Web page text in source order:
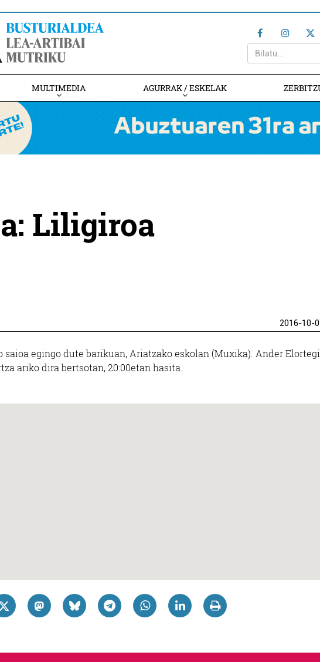
MULTIMEDIA AGURRAK / ESKELAK
Liligiroa
2016-10-
egingo dute barikuan, Ariatzako eskolan (Muxika). Ander
ariko dira bertsotan, 20:00etan hasita.